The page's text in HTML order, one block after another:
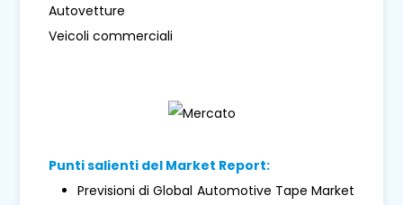
Autovetture
Veicoli commerciali
Punti salienti del Market Report:
Previsioni di Global Automotive Tape Market